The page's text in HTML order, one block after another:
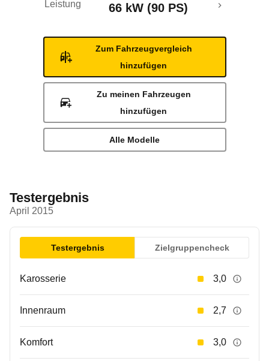
Leistung 66 kW (90 PS)
Zum Fahrzeugvergleich
hinzufügen
Zu meinen Fahrzeugen
hinzufügen
Alle Modelle
Testergebnis
April 2015
Testergebnis Zielgruppencheck
Karosserie 3,0
Innenraum 2,7
Komfort 3,0